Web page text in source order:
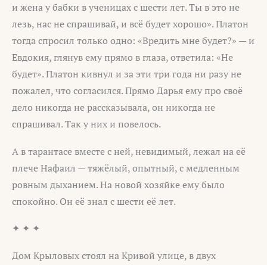
и жена у бабки в ученицах с шести лет. Ты в это не
лезь, нас не спрашивай, и всё будет хорошо». Платон
тогда спросил только одно: «Вредить мне будет?» — и
Евдокия, глянув ему прямо в глаза, ответила: «Не
будет». Платон кивнул и за эти три года ни разу не
пожалел, что согласился. Прямо Дарья ему про своё
дело никогда не рассказывала, он никогда не
спрашивал. Так у них и повелось.
А в тарантасе вместе с ней, невидимый, лежал на её
плече Нафаил — тяжёлый, опытный, с медленным
ровным дыханием. На новой хозяйке ему было
спокойно. Он её знал с шести её лет.
✦ ✦ ✦
Дом Крыловых стоял на Кривой улице, в двух